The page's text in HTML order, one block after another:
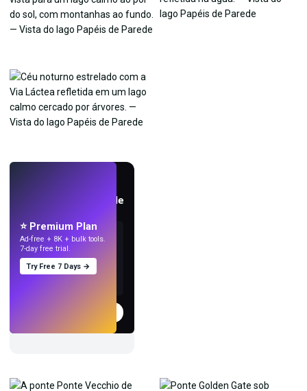
Crie papéis de parede
Experimentar
⭐ Premium Plan
Ad-free + 8K + bulk tools.
7-day free trial.
Try Free 7 Days →